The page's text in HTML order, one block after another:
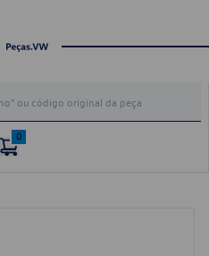
0